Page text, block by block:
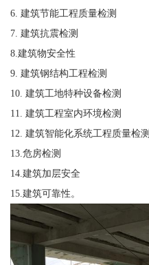
6. 建筑节能工程质量检测
7. 建筑抗震检测
8.建筑物安全性
9. 建筑钢结构工程检测
10. 建筑工地特种设备检测
11. 建筑工程室内环境检测
12. 建筑智能化系统工程质量检测
13.危房检测
14.建筑加层安全
15.建筑可靠性。